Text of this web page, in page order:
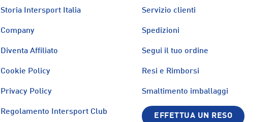
Storia Intersport Italia
Company
Diventa Affiliato
Cookie Policy
Privacy Policy
Regolamento Intersport Club
Servizio clienti
Spedizioni
Segui il tuo ordine
Resi e Rimborsi
Smaltimento imballaggi
EFFETTUA UN RESO